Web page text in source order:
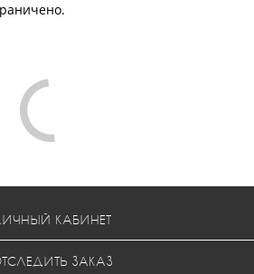
ЛИЧНЫЙ КАБИНЕТ
ЗАКАЗ
КОНТАКТЫ
КАРТА САЙТА